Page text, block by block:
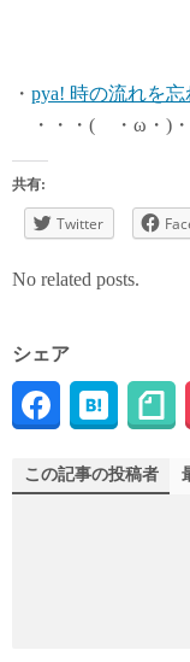
・ pya! 時の流れを
・・・( ・ω・)・
共有:
Twitter
No related posts.
シェア
この記事の投稿者